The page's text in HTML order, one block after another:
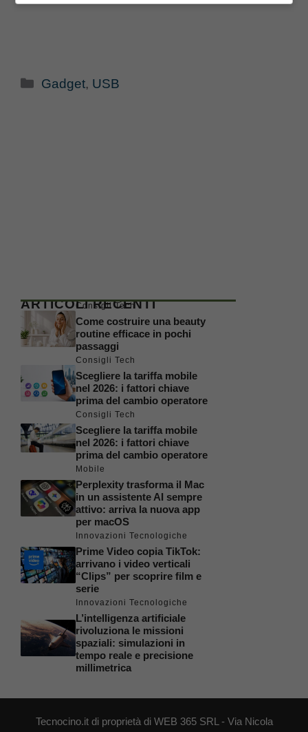
Categorie
Gadget, USB
ARTICOLI RECENTI
Consigli Tech
Come costruire una beauty
routine efficace in pochi
passaggi
Consigli Tech
Scegliere la tariffa mobile
nel 2026: i fattori chiave
prima del cambio operatore
Consigli Tech
Scegliere la tariffa mobile
nel 2026: i fattori chiave
prima del cambio operatore
Mobile
Perplexity trasforma il Mac
in un assistente AI sempre
attivo: arriva la nuova app
per macOS
Innovazioni Tecnologiche
Prime Video copia TikTok:
arrivano i video verticali
“Clips” per scoprire film e
serie
Innovazioni Tecnologiche
L’intelligenza artificiale
rivoluziona le missioni
spaziali: simulazioni in
tempo reale e precisione
millimetrica
Tecnocino.it di proprietà di WEB 365 SRL - Via Nicola